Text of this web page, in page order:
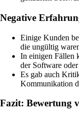
Negative
Einige Kunden
die ungültig
In einigen Fällen
der Software
Es gab auch
Kommunikation
Fazit: Bewertung